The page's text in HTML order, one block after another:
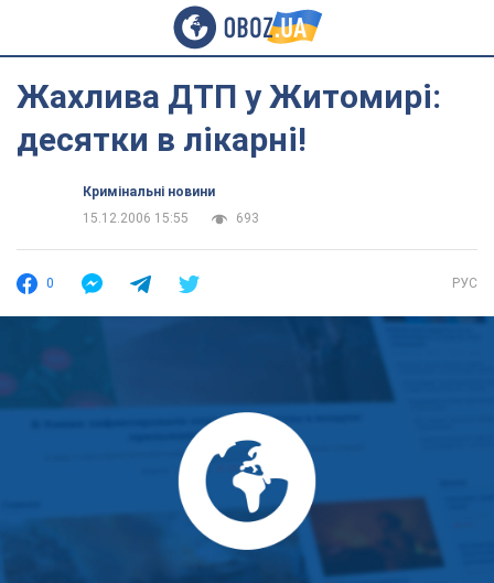
Жахлива ДТП у Житомирі:
десятки в лікарні!
Кримінальні новини
15.12.2006 15:55
693
0 РУС